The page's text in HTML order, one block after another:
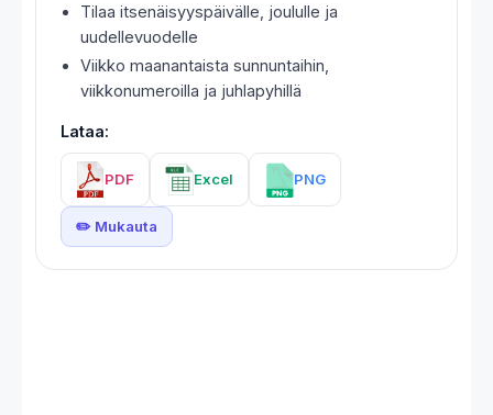
Tilaa itsenäisyyspäivälle, joululle ja
uudellevuodelle
Viikko maanantaista sunnuntaihin,
viikkonumeroilla ja juhlapyhillä
Lataa:
PDF Excel PNG
✏️ Mukauta